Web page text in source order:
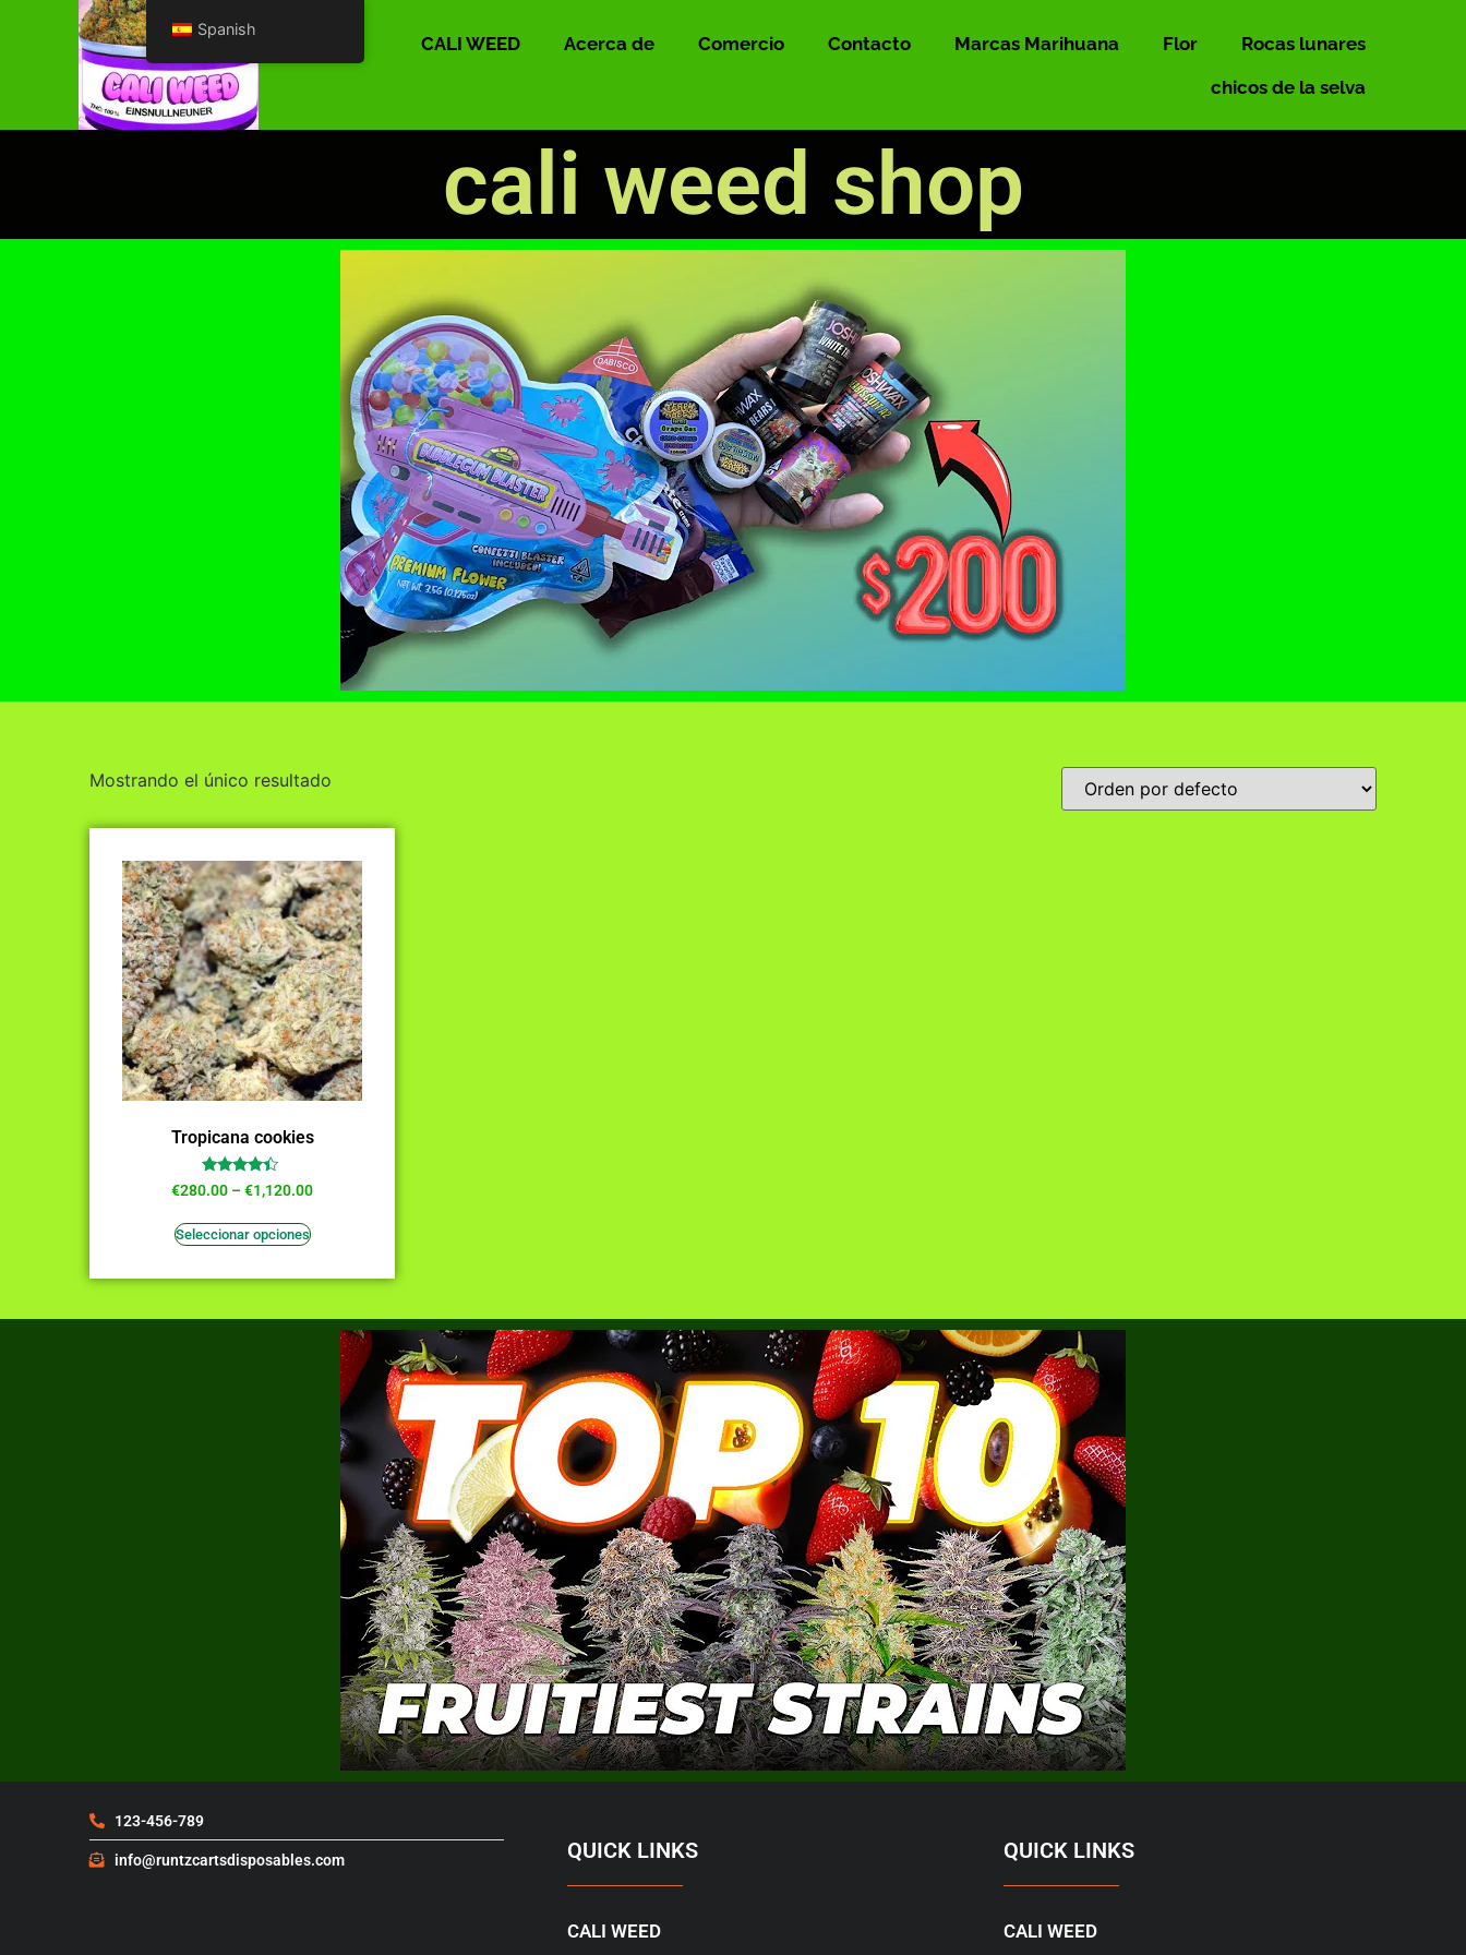
CALI WEED Acerca de Comercio Contacto Marcas Marihuana Flor
Rocas lunares
chicos de la selva
cali weed shop
Mostrando el único resultado
Tropicana cookies
Valorado
de 5
€280.00 –€1,120.00
Seleccionar opciones
123-456-789
info@runtzcartsdisposables.com QUICK LINKS
CALI WEED
QUICK LINKS
CALI WEED
Spanish